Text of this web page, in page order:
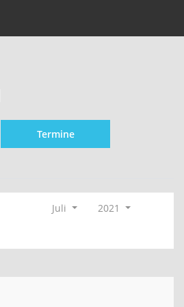
Termine
Juli
2021